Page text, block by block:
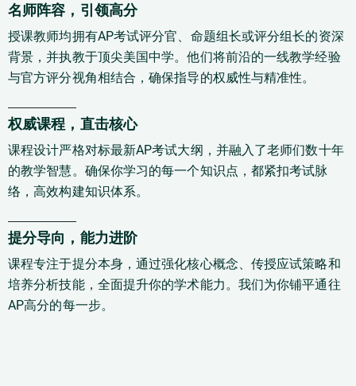
名师阵容，引领高分
授课教师均拥有AP考试评分官、命题组长或评分组长的资深
背景，并执教于顶尖美国中学。他们将前沿的一线教学经验
与官方评分视角相结合，确保指导的权威性与精准性。
权威课程，直击核心
课程设计严格对标最新AP考试大纲，并融入了老师们数十年
的教学智慧。确保你学习的每一个知识点，都紧扣考试脉
络，高效构建知识体系。
提分导向，能力进阶
课程专注于提分本身，通过强化核心概念、传授应试策略和
培养分析技能，全面提升你的学术能力。我们为你铺平通往
AP高分的每一步。